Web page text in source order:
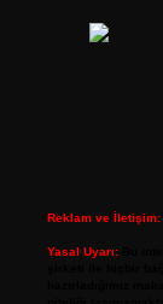
Reklam ve İletişim:
Yasal Uyarı: